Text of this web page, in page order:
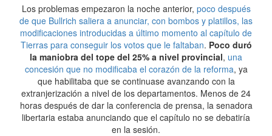
Los problemas empezaron la noche anterior, poco después
de que Bullrich saliera a anunciar, con bombos y platillos, las
modificaciones introducidas a último momento al capítulo de
Tierras para conseguir los votos que le faltaban. Poco duró
la maniobra del tope del 25% a nivel provincial, una
concesión que no modificaba el corazón de la reforma, ya
que habilitaba que se continuase avanzando con la
extranjerización a nivel de los departamentos. Menos de 24
horas después de dar la conferencia de prensa, la senadora
libertaria estaba anunciando que el capítulo no se debatiría
en la sesión.